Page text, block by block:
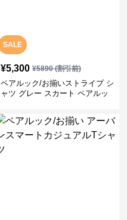
SALE
¥5,300 ¥5890(割引前)
ペアルック/お揃いストライプ シ
ャツ グレー スカート ペアルッ